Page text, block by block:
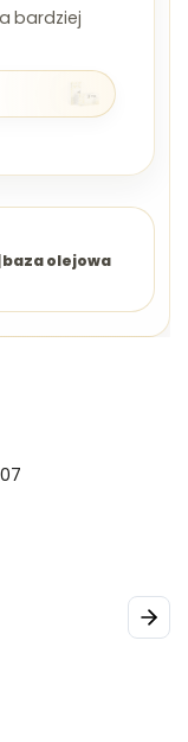
bardziej
baza olejowa
Next